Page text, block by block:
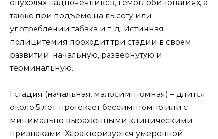
опухолях надпочечников, гемоглобинопатиях, а
также при подъеме на высоту или
употреблении табака и т. д. Истинная
полицитемия проходит три стадии в своем
развитии: начальную, развернутую и
терминальную.
I стадия (начальная, малосимптомная) – длится
около 5 лет; протекает бессимптомно или с
минимально выраженными клиническими
признаками. Характеризуется умеренной